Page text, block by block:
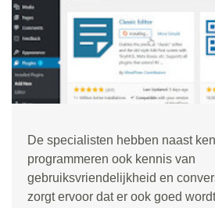
De specialisten hebben naast
programmeren ook kennis van
gebruiksvriendelijkheid en
zorgt ervoor dat er ook goed